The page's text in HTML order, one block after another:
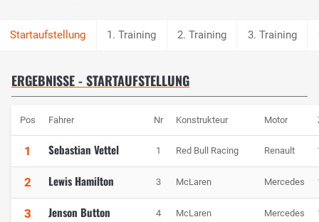
1. Training 2. Training 3. Training
ERGEBNISSE - STARTAUFSTELLUNG
Pos Fahrer Nr Konstrukteur Motor
1 Sebastian Vettel 1 Red Bull Racing Renault
2 Lewis Hamilton 3 McLaren Mercedes
3 Jenson Button 4 McLaren Mercedes